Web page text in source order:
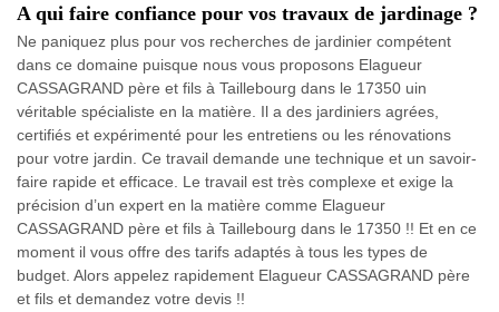
A qui faire confiance pour vos travaux de jardinage ?
Ne paniquez plus pour vos recherches de jardinier compétent
dans ce domaine puisque nous vous proposons Elagueur
CASSAGRAND père et fils à Taillebourg dans le 17350 uin
véritable spécialiste en la matière. Il a des jardiniers agrées,
certifiés et expérimenté pour les entretiens ou les rénovations
pour votre jardin. Ce travail demande une technique et un savoir-
faire rapide et efficace. Le travail est très complexe et exige la
précision d’un expert en la matière comme Elagueur
CASSAGRAND père et fils à Taillebourg dans le 17350 !! Et en ce
moment il vous offre des tarifs adaptés à tous les types de
budget. Alors appelez rapidement Elagueur CASSAGRAND père
et fils et demandez votre devis !!